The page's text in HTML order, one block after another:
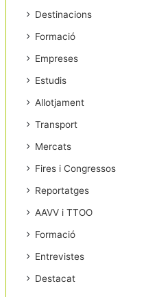
Destinacions
Formació
Empreses
Estudis
Allotjament
Transport
Mercats
Fires i Congressos
Reportatges
AAVV i TTOO
Formació
Entrevistes
Destacat